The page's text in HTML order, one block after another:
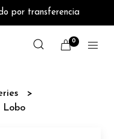
por transferencia
0
Lobo